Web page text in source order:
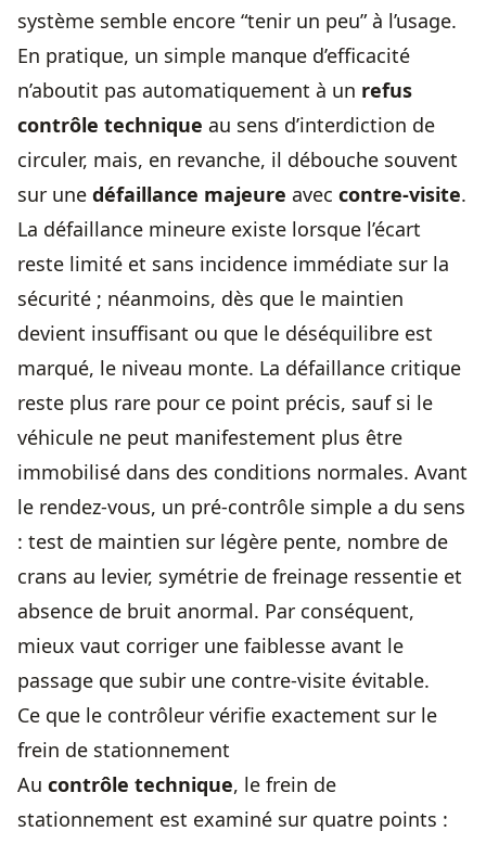
système semble encore “tenir un peu” à l’usage.
En pratique, un simple manque d’efficacité
n’aboutit pas automatiquement à un refus
contrôle technique au sens d’interdiction de
circuler, mais, en revanche, il débouche souvent
sur une défaillance majeure avec contre-visite.
La défaillance mineure existe lorsque l’écart
reste limité et sans incidence immédiate sur la
sécurité ; néanmoins, dès que le maintien
devient insuffisant ou que le déséquilibre est
marqué, le niveau monte. La défaillance critique
reste plus rare pour ce point précis, sauf si le
véhicule ne peut manifestement plus être
immobilisé dans des conditions normales. Avant
le rendez-vous, un pré-contrôle simple a du sens
: test de maintien sur légère pente, nombre de
crans au levier, symétrie de freinage ressentie et
absence de bruit anormal. Par conséquent,
mieux vaut corriger une faiblesse avant le
passage que subir une contre-visite évitable.
Ce que le contrôleur vérifie exactement sur le
frein de stationnement
Au contrôle technique, le frein de
stationnement est examiné sur quatre points :